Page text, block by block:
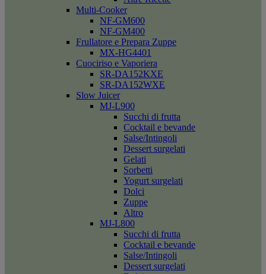
Multi-Cooker
NF-GM600
NF-GM400
Frullatore e Prepara Zuppe
MX-HG4401
Cuociriso e Vaporiera
SR-DA152KXE
SR-DA152WXE
Slow Juicer
MJ-L900
Succhi di frutta
Cocktail e bevande
Salse/Intingoli
Dessert surgelati
Gelati
Sorbetti
Yogurt surgelati
Dolci
Zuppe
Altro
MJ-L800
Succhi di frutta
Cocktail e bevande
Salse/Intingoli
Dessert surgelati